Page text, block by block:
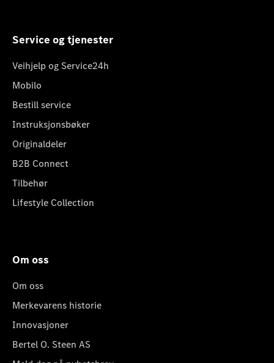
Service og tjenester
Veihjelp og Service24h
Mobilo
Bestill service
Instruksjonsbøker
Originaldeler
B2B Connect
Tilbehør
Lifestyle Collection
Om oss
Om oss
Merkevarens historie
Innovasjoner
Bertel O. Steen AS